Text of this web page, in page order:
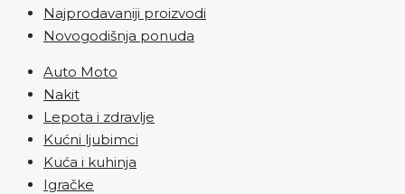
Najprodavaniji proizvodi
Novogodišnja ponuda
Auto Moto
Nakit
Lepota i zdravlje
Kućni ljubimci
Kuća i kuhinja
Igračke